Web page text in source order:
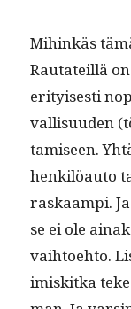
Mihinkäs
Rautateil­lä
eri­tyis­es­ti
val­lisu­u­den
tamiseen.
henkilöau­to
raskaampi.
se ei ole
vai­h­toe­hto.
im­iskit­ka